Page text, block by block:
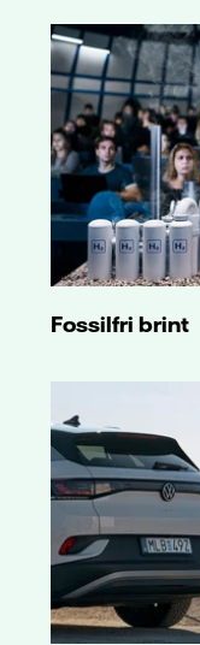
Fossilfri brint